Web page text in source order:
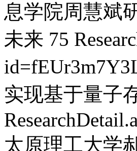
息学院周慧斌
未来 75
实现基于量子
太原理工大学